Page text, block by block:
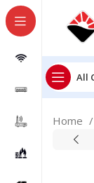
All
Home